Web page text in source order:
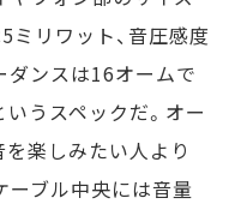
ミリワット、音圧感度
ダンスは16オームで
うスペックだ。オー
楽しみたい人より
ーブル中央には音量